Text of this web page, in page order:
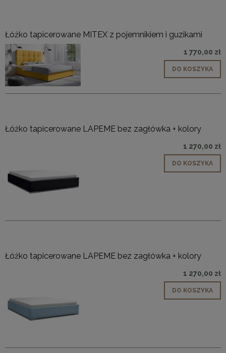
Łóżko tapicerowane MITEX z pojemnikiem i guzikami
1 770,00 zł
DO KOSZYKA
Łóżko tapicerowane LAPEME bez zagłówka + kolory
1 270,00 zł
DO KOSZYKA
Łóżko tapicerowane LAPEME bez zagłówka + kolory
1 270,00 zł
DO KOSZYKA